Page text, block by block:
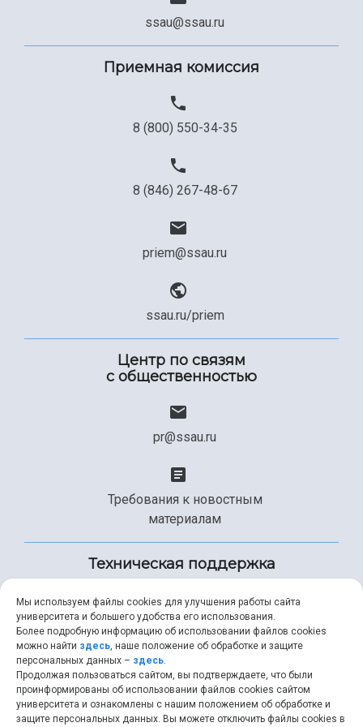
Сведения об образовательной организации
Официальные документы
ssau@ssau.ru
Приемная комиссия
8 (800) 550-34-35
8 (846) 267-48-67
priem@ssau.ru
ssau.ru/priem
Центр по связям
с общественностью
pr@ssau.ru
Требования к новостным
материалам
Техническая поддержка
+7 (846) 267-49-99
help@ssau.ru
Мы используем файлы cookies для улучшения работы сайта
университета и большего удобства его использования.
Более подробную информацию об использовании файлов cookies
можно найти здесь, наше положение об обработке и защите
персональных данных – здесь.
Продолжая пользоваться сайтом, вы подтверждаете, что были
проинформированы об использовании файлов cookies сайтом
университета и ознакомлены с нашим положением об обработке и
защите персональных данных. Вы можете отключить файлы cookies в